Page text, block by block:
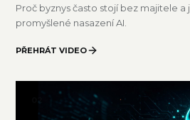
Proč byznys často stojí bez majitele a
promyšlené nasazení AI.
PŘEHRÁT VIDEO
2